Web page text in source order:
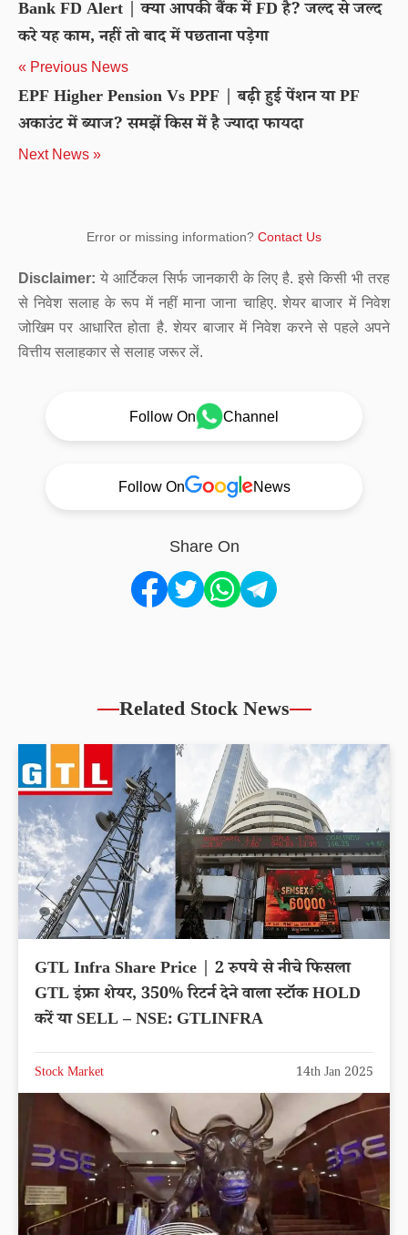
Bank FD Alert | क्या आपकी बैंक में FD है? जल्द से जल्द
करे यह काम, नहीं तो बाद में पछताना पड़ेगा
« Previous News
EPF Higher Pension Vs PPF | बढ़ी हुई पेंशन या PF
अकाउंट में ब्याज? समझें किस में है ज्यादा फायदा
Next News »
Error or missing information? Contact Us
Disclaimer: ये आर्टिकल सिर्फ जानकारी के लिए है. इसे किसी भी तरह
से निवेश सलाह के रूप में नहीं माना जाना चाहिए. शेयर बाजार में निवेश
जोखिम पर आधारित होता है. शेयर बाजार में निवेश करने से पहले अपने
वित्तीय सलाहकार से सलाह जरूर लें.
Follow On Channel
Follow On News
Share On
Related Stock News
GTL Infra Share Price | 2 रुपये से नीचे फिसला
GTL इंफ्रा शेयर, 350% रिटर्न देने वाला स्टॉक HOLD
करें या SELL – NSE: GTLINFRA
Stock Market 14th Jan 2025